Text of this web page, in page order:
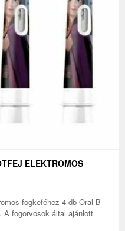
ELEKTROMOS
fogkeféhez 4 db Oral-B
A fogorvosok által ajánlott